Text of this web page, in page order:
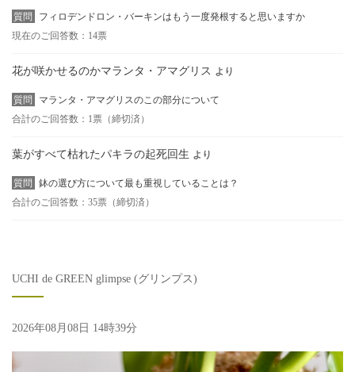
質問
フィロデンドロン・バーキンはもう一度発根すると思いますか
現在のご回答数：14票
花が咲かせるのかマランタ・アマグリス より
質問
マランタ・アマグリスのこの部分について
合計のご回答数：1票（締切済）
葉がすべて枯れたパキラの起死回生 より
質問
鉢の選び方について最も重視していることは？
合計のご回答数：35票（締切済）
UCHI de GREEN glimpse (グリンプス)
2026年08月08日 14時39分